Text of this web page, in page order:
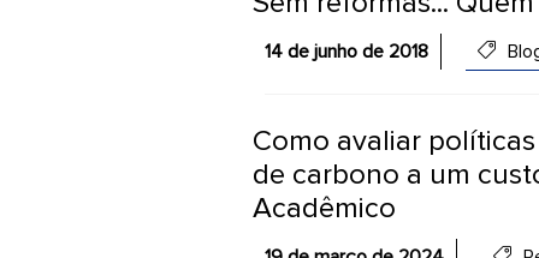
14 de junho de 2018
Como avaliar
de carbono a um
Acadêmico